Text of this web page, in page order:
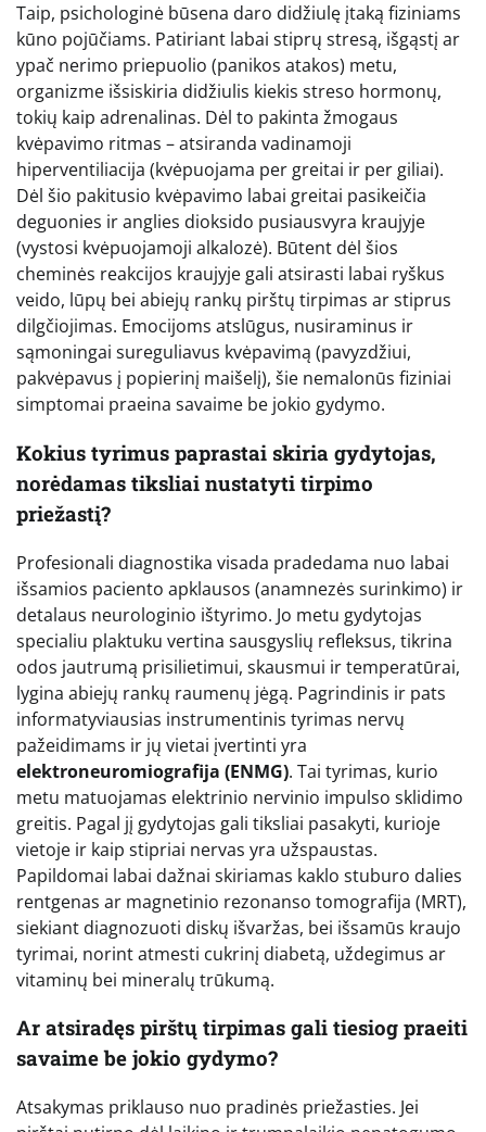
Taip, psichologinė būsena daro didžiulę įtaką fiziniams
kūno pojūčiams. Patiriant labai stiprų stresą, išgąstį ar
ypač nerimo priepuolio (panikos atakos) metu,
organizme išsiskiria didžiulis kiekis streso hormonų,
tokių kaip adrenalinas. Dėl to pakinta žmogaus
kvėpavimo ritmas – atsiranda vadinamoji
hiperventiliacija (kvėpuojama per greitai ir per giliai).
Dėl šio pakitusio kvėpavimo labai greitai pasikeičia
deguonies ir anglies dioksido pusiausvyra kraujyje
(vystosi kvėpuojamoji alkalozė). Būtent dėl šios
cheminės reakcijos kraujyje gali atsirasti labai ryškus
veido, lūpų bei abiejų rankų pirštų tirpimas ar stiprus
dilgčiojimas. Emocijoms atslūgus, nusiraminus ir
sąmoningai sureguliavus kvėpavimą (pavyzdžiui,
pakvėpavus į popierinį maišelį), šie nemalonūs fiziniai
simptomai praeina savaime be jokio gydymo.
Kokius tyrimus paprastai skiria gydytojas,
norėdamas tiksliai nustatyti tirpimo
priežastį?
Profesionali diagnostika visada pradedama nuo labai
išsamios paciento apklausos (anamnezės surinkimo) ir
detalaus neurologinio ištyrimo. Jo metu gydytojas
specialiu plaktuku vertina sausgyslių refleksus, tikrina
odos jautrumą prisilietimui, skausmui ir temperatūrai,
lygina abiejų rankų raumenų jėgą. Pagrindinis ir pats
informatyviausias instrumentinis tyrimas nervų
pažeidimams ir jų vietai įvertinti yra
elektroneuromiografija (ENMG). Tai tyrimas, kurio
metu matuojamas elektrinio nervinio impulso sklidimo
greitis. Pagal jį gydytojas gali tiksliai pasakyti, kurioje
vietoje ir kaip stipriai nervas yra užspaustas.
Papildomai labai dažnai skiriamas kaklo stuburo dalies
rentgenas ar magnetinio rezonanso tomografija (MRT),
siekiant diagnozuoti diskų išvaržas, bei išsamūs kraujo
tyrimai, norint atmesti cukrinį diabetą, uždegimus ar
vitaminų bei mineralų trūkumą.
Ar atsiradęs pirštų tirpimas gali tiesiog praeiti
savaime be jokio gydymo?
Atsakymas priklauso nuo pradinės priežasties. Jei